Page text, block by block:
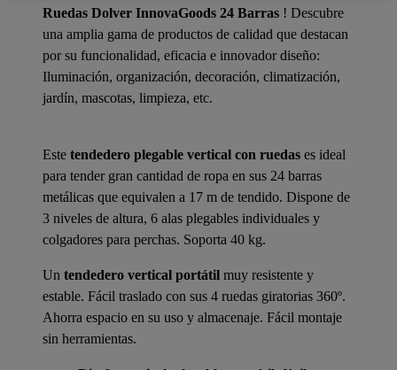
Ruedas Dolver InnovaGoods 24 Barras ! Descubre
una amplia gama de productos de calidad que destacan
por su funcionalidad, eficacia e innovador diseño:
Iluminación, organización, decoración, climatización,
jardín, mascotas, limpieza, etc.
Este tendedero plegable vertical con ruedas es ideal
para tender gran cantidad de ropa en sus 24 barras
metálicas que equivalen a 17 m de tendido. Dispone de
3 niveles de altura, 6 alas plegables individuales y
colgadores para perchas. Soporta 40 kg.
Un tendedero vertical portátil muy resistente y
estable. Fácil traslado con sus 4 ruedas giratorias 360º.
Ahorra espacio en su uso y almacenaje. Fácil montaje
sin herramientas.